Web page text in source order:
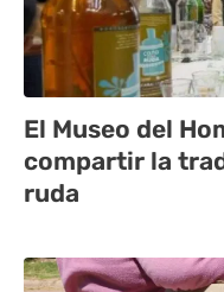
El Museo del
compartir la
ruda